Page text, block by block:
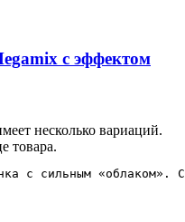
с эффектом
несколько вариаций.
товара.
с сильным